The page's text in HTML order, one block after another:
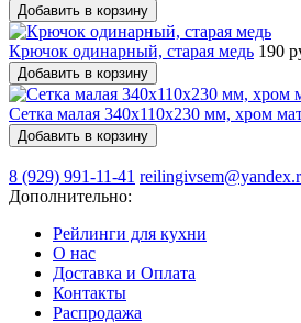
Добавить в корзину
Крючок одинарный, старая медь 190
Добавить в корзину
Сетка малая 340х110х230 мм, хром
Добавить в корзину
8 (929) 991-11-41
Дополнительно:
Рейлинги для кухни
О нас
Доставка и Оплата
Контакты
Распродажа